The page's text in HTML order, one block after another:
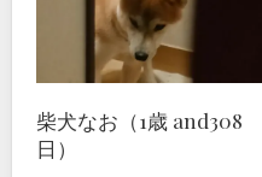
柴犬なお（1歳 and308
日）